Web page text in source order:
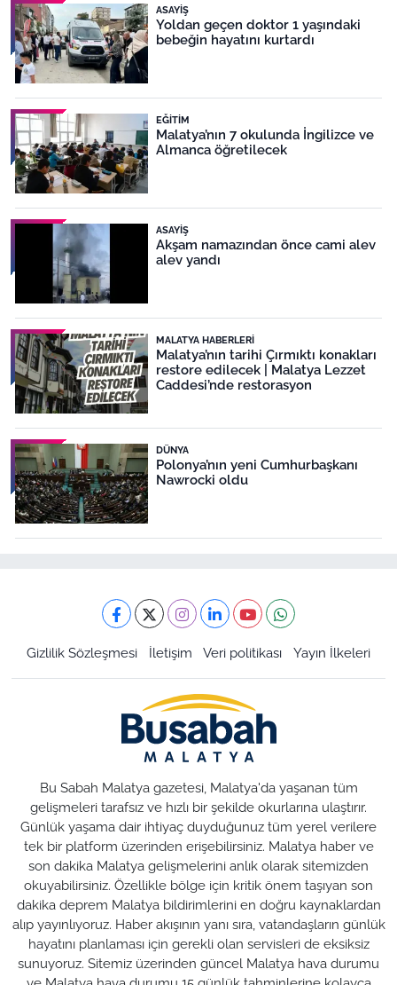
ASAYIŞ
Yoldan geçen doktor 1 yaşındaki
bebeğin hayatını kurtardı
EĞITIM
Malatya’nın 7 okulunda İngilizce ve
Almanca öğretilecek
ASAYIŞ
Akşam namazından önce cami alev
alev yandı
MALATYA HABERLERI
Malatya’nın tarihi Çırmıktı konakları
restore edilecek | Malatya Lezzet
Caddesi’nde restorasyon
DÜNYA
Polonya’nın yeni Cumhurbaşkanı
Nawrocki oldu
Gizlilik Sözleşmesi İletişim Veri politikası Yayın İlkeleri
Bu Sabah Malatya gazetesi, Malatya'da yaşanan tüm
gelişmeleri tarafsız ve hızlı bir şekilde okurlarına ulaştırır.
Günlük yaşama dair ihtiyaç duyduğunuz tüm yerel verilere
tek bir platform üzerinden erişebilirsiniz. Malatya haber ve
son dakika Malatya gelişmelerini anlık olarak sitemizden
okuyabilirsiniz. Özellikle bölge için kritik önem taşıyan son
dakika deprem Malatya bildirimlerini en doğru kaynaklardan
alıp yayınlıyoruz. Haber akışının yanı sıra, vatandaşların günlük
hayatını planlaması için gerekli olan servisleri de eksiksiz
sunuyoruz. Sitemiz üzerinden güncel Malatya hava durumu